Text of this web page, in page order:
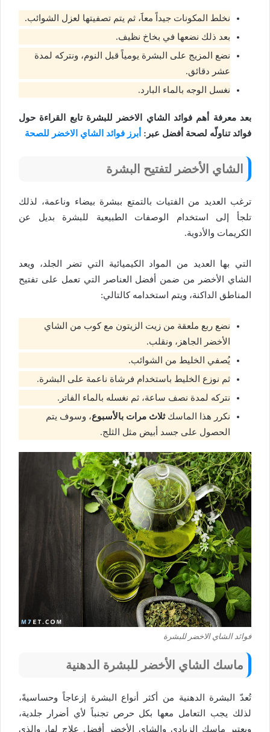
نخلط المكونات جيداً معاََ، ثم يتم تصفيتها لعزل الشوائب.
بعد ذلك نضعها في بخاخ نظيف.
نضع المزيج على البشرة يومياً قبل النوم، ونتركه لمدة
عشر دقائق.
نغسل الوجه بالماء البارد.
بعد معرفة أهم فوائد الشاي الاخضر للبشرة تابع القراءة حول
فوائد تناولّه لصحة أفضل عبر: أبرز فوائد الشاي الاخضر للصحة
الشاي الأخضر لتفتيح البشرة
ترغب العديد من الفتيات بالتمتع ببشرة بيضاء وناعمة، لذلك
تلجأ إلى استخدام الوصفات الطبيعية للبشرة بديل عن
الكريمات والأدوية.
التي بها العديد من المواد الكيميائية التي تضر الجلد، ويعد
الشاي الأخضر من ضمن أفضل العناصر التي تعمل على تفتيح
المناطق الداكنة، ويتم استخدامه كالتالي:
نضع ربع ملعقة من زيت الزيتون مع كوب من الشاي
الأخضر الجاهز، ونقلب.
يُصفي الخليط من الشوائب.
ثم نوزع الخليط باستخدام فرشاة ناعمة على البشرة.
نتركه لمدة نصف ساعة، ثم نغسله بالماء الفاتر.
نكرر هذا الماسكثلاث مرات بالأسبوع، وسوف يتم
الحصول على جسد أبيض مثل الثلج.
فوائد الشاي الاخضر للبشرة
ماسك الشاي الأخضر للبشرة الدهنية
تُعدّ البشرة الدهنية من أكثر أنواع البشرة إزعاجاً وحساسيةً،
لذلك يجب التعامل معها بكل حرص تجنباً لأي أضرار جلدية،
ويعتبر ماسك الزبادي والشاي الأخضر أفضل علاج لها، والذي